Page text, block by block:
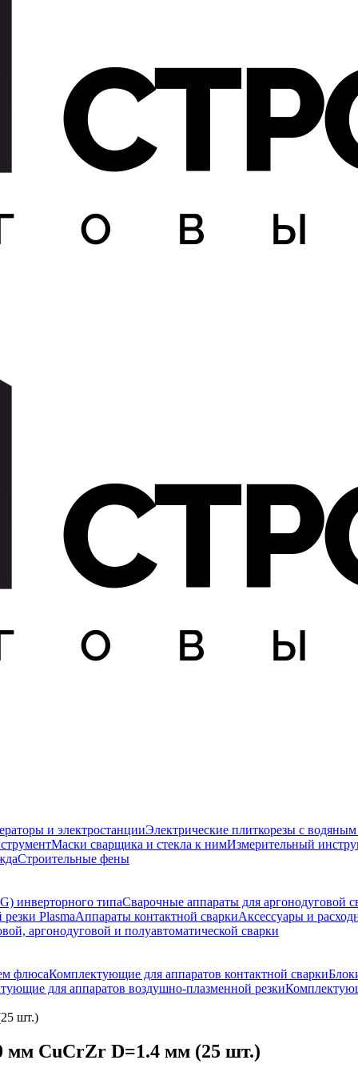
и электростанцииЭлектрические плиткорезы с
Маски сварщика и стекла к нимИзмерительный
Строительные фены
инверторного типаСварочные аппараты для аргонодуговой
PlasmaАппараты контактной сваркиАксессуары и
аргонодуговой и полуавтоматической сварки
флюсаКомплектующие для аппаратов контактной сварки
для аппаратов воздушно-плазменной резки
шт.)
мм CuCrZr D=1.4 мм (25 шт.)